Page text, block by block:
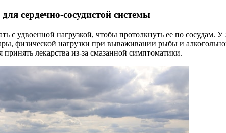
сердечно-сосудистой системы
с удвоенной нагрузкой, чтобы протолкнуть ее по
физической нагрузки при вываживании рыбы и
лекарства из-за смазанной симптоматики.